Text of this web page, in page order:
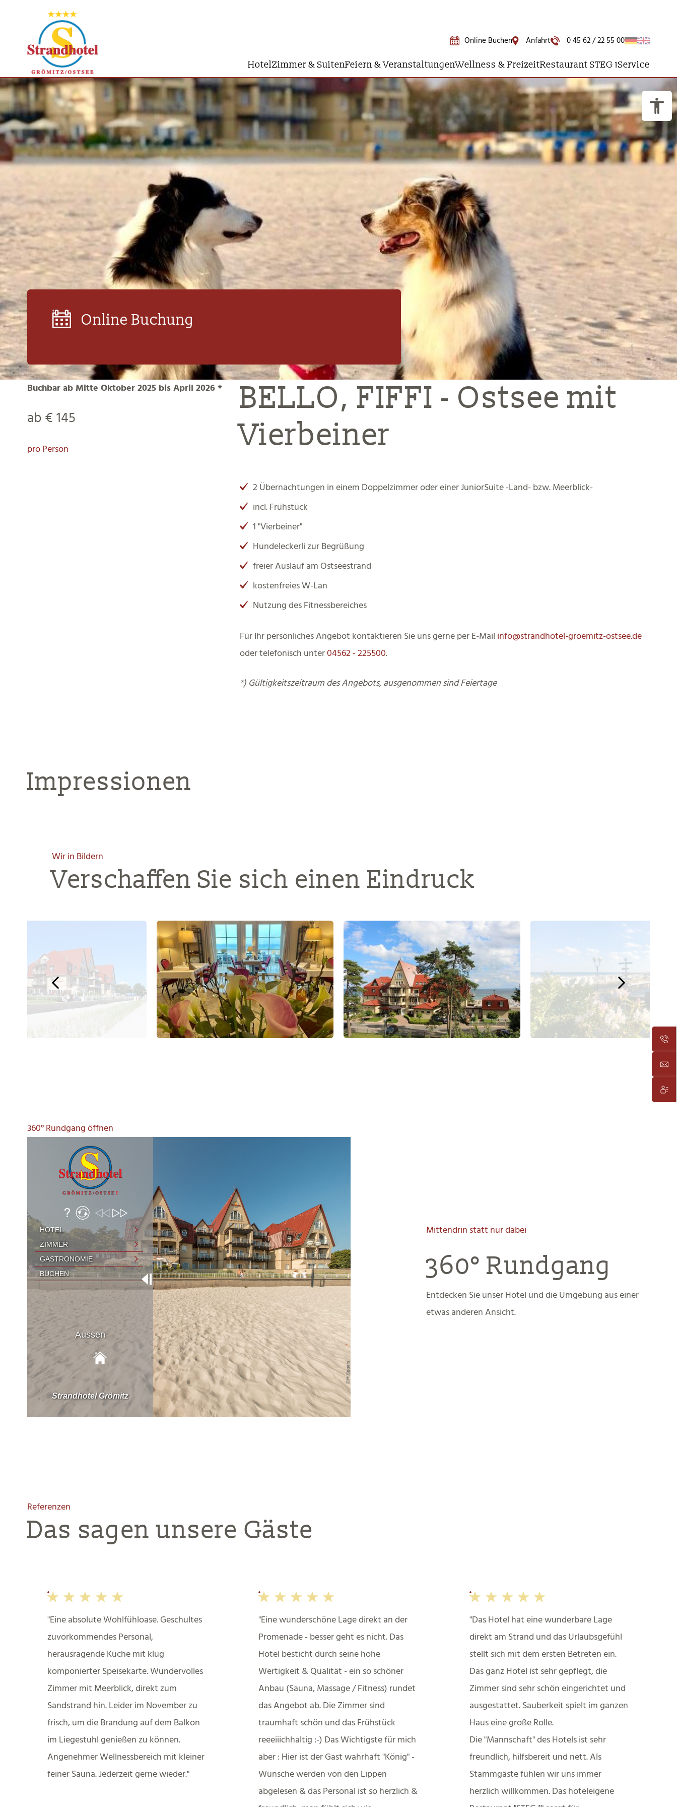
Online Buchen Anfahrt 0 45 62 / 22 55 00
HotelZimmer & SuitenFeiern & VeranstaltungenWellness & FreizeitRestaurant STEG 1Service
Online Buchung
Buchbar ab Mitte Oktober 2025 bis April 2026 *
ab € 145
pro Person
BELLO, FIFFI - Ostsee mit
Vierbeiner
2 Übernachtungen in einem Doppelzimmer oder einer JuniorSuite -Land- bzw. Meerblick-
incl. Frühstück
1 "Vierbeiner"
Hundeleckerli zur Begrüßung
freier Auslauf am Ostseestrand
kostenfreies W-Lan
Nutzung des Fitnessbereiches
Für Ihr persönliches Angebot kontaktieren Sie uns gerne per E-Mail info@strandhotel-groemitz-ostsee.de
oder telefonisch unter04562 - 225500.
*) Gültigkeitszeitraum des Angebots, ausgenommen sind Feiertage
Impressionen
Wir in Bildern
Verschaffen Sie sich einen Eindruck
360° Rundgang öffnen
Mittendrin statt nur dabei
360° Rundgang
Entdecken Sie unser Hotel und die Umgebung aus einer
etwas anderen Ansicht.
Referenzen
Das sagen unsere Gäste
Eine absolute Wohlfühloase. Geschultes
zuvorkommendes Personal,
herausragende Küche mit klug
komponierter Speisekarte. Wundervolles
Zimmer mit Meerblick, direkt zum
Sandstrand hin. Leider im November zu
frisch, um die Brandung auf dem Balkon
im Liegestuhl genießen zu können.
Angenehmer Wellnessbereich mit kleiner
feiner Sauna. Jederzeit gerne wieder.
Eine wunderschöne Lage direkt an der
Promenade - besser geht es nicht. Das
Hotel besticht durch seine hohe
Wertigkeit & Qualität - ein so schöner
Anbau (Sauna, Massage / Fitness) rundet
das Angebot ab. Die Zimmer sind
traumhaft schön und das Frühstück
reeeiiichhaltig :-) Das Wichtigste für mich
aber : Hier ist der Gast wahrhaft "König" -
Wünsche werden von den Lippen
abgelesen & das Personal ist so herzlich &
Das Hotel hat eine wunderbare Lage
direkt am Strand und das Urlaubsgefühl
stellt sich mit dem ersten Betreten ein.
Das ganz Hotel ist sehr gepflegt, die
Zimmer sind sehr schön eingerichtet und
ausgestattet. Sauberkeit spielt im ganzen
Haus eine große Rolle.
Die "Mannschaft" des Hotels ist sehr
freundlich, hilfsbereit und nett. Als
Stammgäste fühlen wir uns immer
herzlich willkommen. Das hoteleigene